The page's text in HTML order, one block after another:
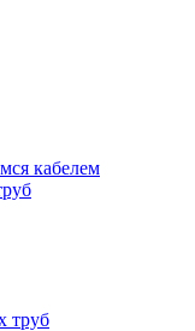
кабелем
труб